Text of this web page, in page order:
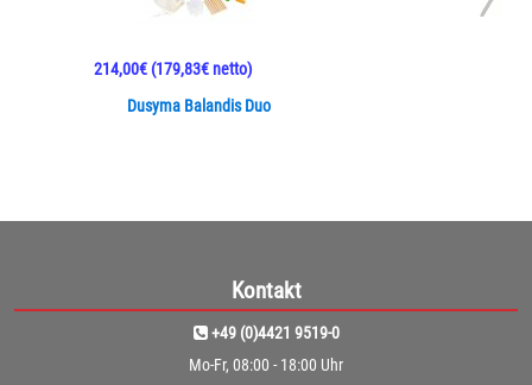
Dusyma Balandis Duo
214,00€(179,83€ netto)
Kontakt
+49 (0)4421 9519-0
Mo-Fr, 08:00 - 18:00 Uhr